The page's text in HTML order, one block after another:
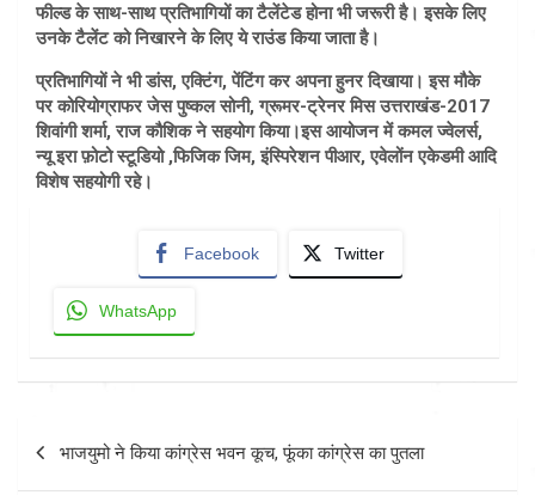
फील्ड के साथ-साथ प्रतिभागियों का टैलेंटेड होना भी जरूरी है। इसके लिए
उनके टैलेंट को निखारने के लिए ये राउंड किया जाता है।
प्रतिभागियों ने भी डांस, एक्टिंग, पेंटिंग कर अपना हुनर दिखाया। इस मौके
पर कोरियोग्राफर जेस पुष्कल सोनी, ग्रूमर-ट्रेनर मिस उत्तराखंड-2017
शिवांगी शर्मा, राज कौशिक ने सहयोग किया।इस आयोजन में कमल ज्वेलर्स,
न्यू इरा फ़ोटो स्टूडियो ,फिजिक जिम, इंस्पिरेशन पीआर, एवेलोंन एकेडमी आदि
विशेष सहयोगी रहे।
Facebook Twitter
WhatsApp
Post
navigation
भाजयुमो ने किया कांग्रेस भवन कूच, फूंका कांग्रेस का पुतला